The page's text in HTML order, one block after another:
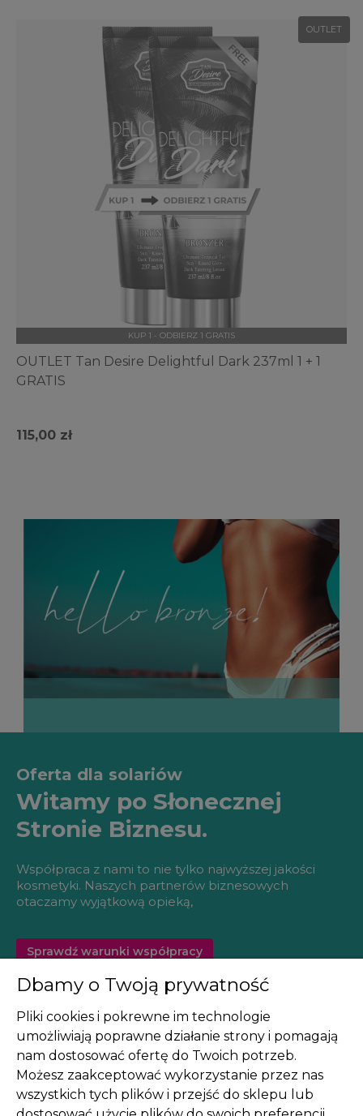
KUP 1 - ODBIERZ 1 GRATIS
OUTLET
OUTLET Tan Desire Delightful Dark 237ml 1 + 1
GRATIS
115,00 zł
Oferta dla solariów
Witamy po Słonecznej
Stronie Biznesu.
Współpraca z nami to nie tylko najwyższej jakości
kosmetyki. Naszych partnerów biznesowych
otaczamy wyjątkową opieką,
Sprawdź warunki współpracy
Pomoc
Moje konto
Dbamy o Twoją prywatność
Pliki cookies i pokrewne im technologie
umożliwiają poprawne działanie strony i pomagają
nam dostosować ofertę do Twoich potrzeb.
Możesz zaakceptować wykorzystanie przez nas
wszystkich tych plików i przejść do sklepu lub